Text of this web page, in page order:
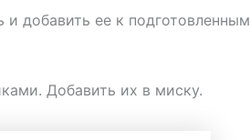
добавить ее к подготовленным
Добавить их в миску.